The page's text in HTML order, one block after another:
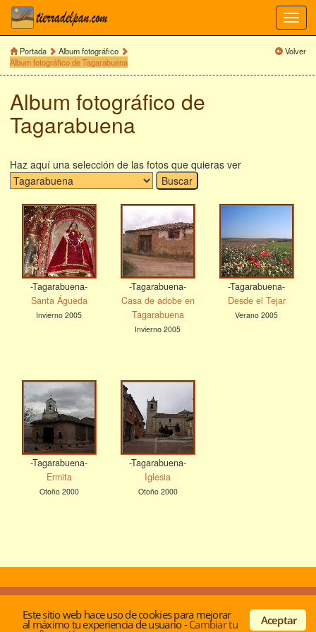
Este sitio web hace uso de cookies para mejorar
al máximo tu experiencia de usuario-Cambiar tu Aceptar
Portada
Album fotográfico
Album fotográfico de Tagarabuena
Volver
Album fotográfico de
Tagarabuena
Haz aquí una selección de las fotos que quieras ver
-Tagarabuena-
Santa Águeda
Invierno 2005
-Tagarabuena-
Casa de adobe en
Tagarabuena
Invierno 2005
-Tagarabuena-
Desde el Tejar
Verano 2005
-Tagarabuena-
Ermita
Otoño 2000
-Tagarabuena-
Iglesia
Otoño 2000
privacidad y cookies|Contactar